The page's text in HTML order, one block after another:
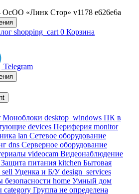
ОсОО «Линк Стор» v1178 e626e6a
shopping_cart 0 Корзина
Telegram
Моноблоки desktop_windows ПК в
devices Периферия monitor
lan Сетевое оборудование
dns Серверное оборудование
videocam Видеонаблюдение
Защита питания kitchen Бытовая
sell Уценка и Б/У design_services
безопасности home Умный дом
category Группа не определена